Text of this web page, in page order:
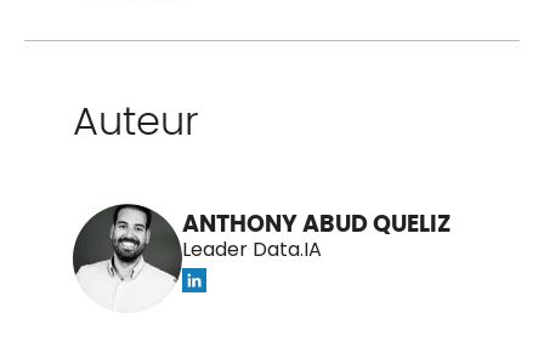
Auteur
ANTHONY ABUD QUELIZ
Leader Data.IA